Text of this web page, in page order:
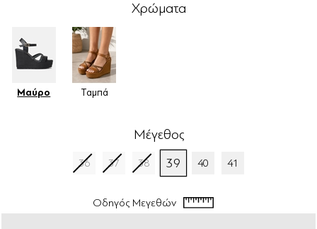
Χρώματα
Μαύρο Ταμπά
Μέγεθος
36 37 38 39 40 41
Οδηγός Μεγεθών